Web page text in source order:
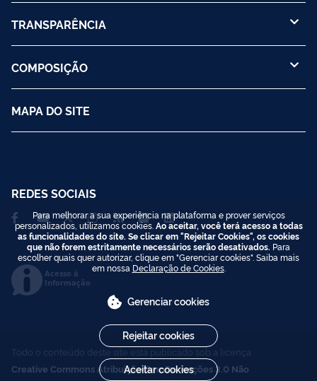
TRANSPARÊNCIA
COMPOSIÇÃO
MAPA DO SITE
REDES SOCIAIS
Acesso à
Informação
Todo o conteúdo deste site está publicado sob a licença
Creative Commons Atribuição-SemDerivações 3.0 Não
Para melhorar a sua experiência na plataforma e prover serviços
personalizados, utilizamos cookies. Ao aceitar, você terá acesso a todas
as funcionalidades do site. Se clicar em "Rejeitar Cookies", os cookies
que não forem estritamente necessários serão desativados. Para
escolher quais quer autorizar, clique em "Gerenciar cookies". Saiba mais
em nossa Declaração de Cookies.
Gerenciar cookies
Rejeitar cookies
Aceitar cookies